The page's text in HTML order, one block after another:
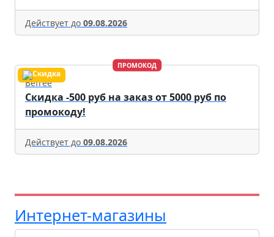
Действует до 09.08.2026
ПРОМОКОД
Befree
Скидка -500 руб на заказ от 5000 руб по
промокоду!
Действует до 09.08.2026
Интернет-магазины